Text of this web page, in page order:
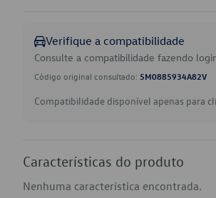
Verifique a compatibilidade
Consulte a compatibilidade fazendo
Código original consultado: 5M0885934A82V
Compatibilidade disponível apenas para
Características do produto
Nenhuma característica encontrada.